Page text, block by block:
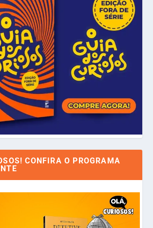
CONFIRA O PROGRAMA